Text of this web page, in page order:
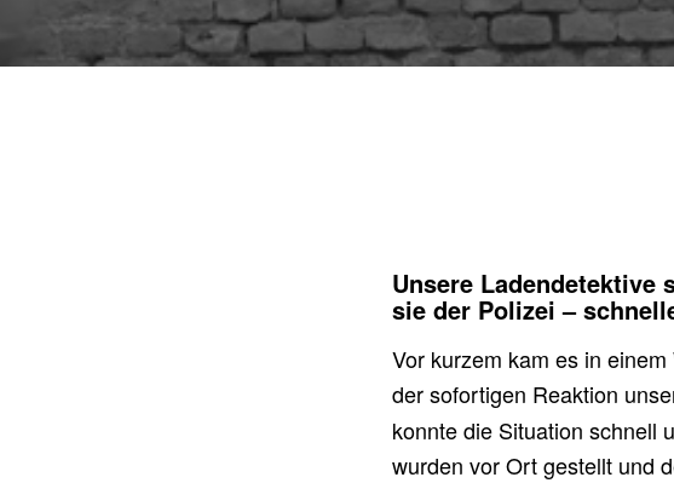
Unsere Ladendetektive
sie der Polizei –
Vor kurzem kam es in
der sofortigen Reaktion
konnte die Situation schnell
wurden vor Ort gestellt und